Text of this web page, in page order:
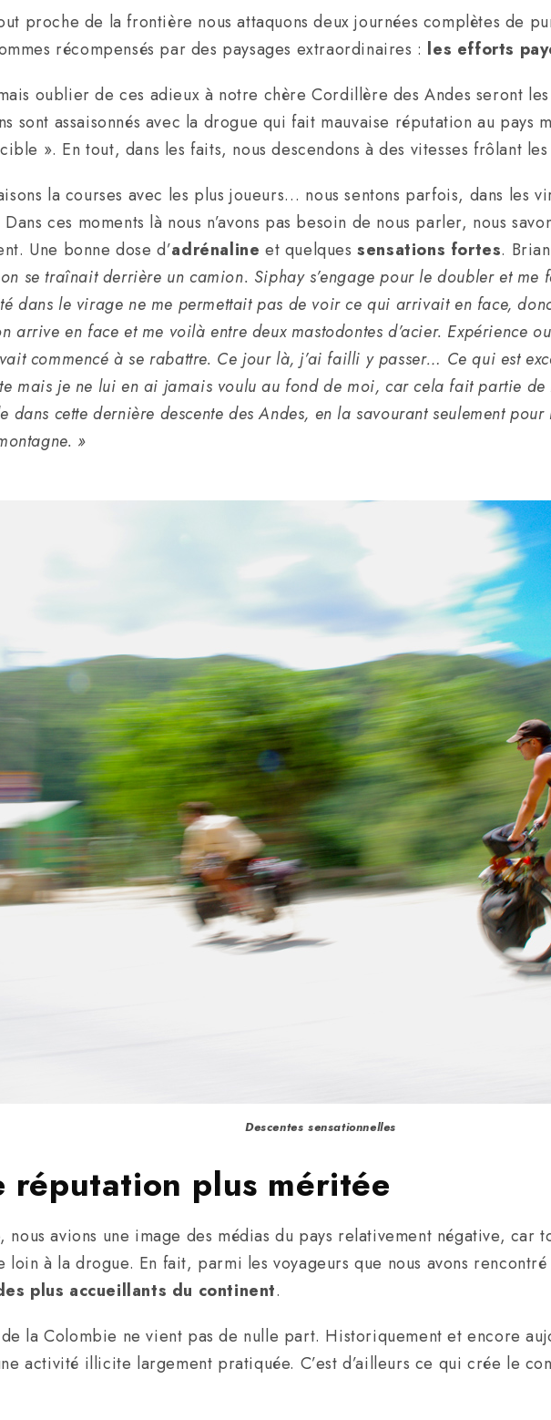
proche de la frontière nous attaquons deux journées complètes de
récompensés par des paysages extraordinaires : les efforts
oublier de ces adieux à notre chère Cordillère des Andes seront les
sont assaisonnés avec la drogue qui fait mauvaise réputation au pays
». En tout, dans les faits, nous descendons à des vitesses frôlant
la courses avec les plus joueurs… nous sentons parfois, dans les
ces moments là nous n’avons pas besoin de nous parler, nous
Une bonne dose d’adrénaline et quelquessensations fortes.
se traînait derrière un camion. Siphay s’engage pour le doubler et
dans le virage ne me permettait pas de voir ce qui arrivait en face,
arrive en face et me voilà entre deux mastodontes d’acier. Expérience
commencé à se rabattre. Ce jour là, j’ai failli y passer… Ce qui est
mais je ne lui en ai jamais voulu au fond de moi, car cela fait partie de
dans cette dernière descente des Andes, en la savourant seulement pour
»
Descentes sensationnelles
réputation plus méritée
nous avions une image des médias du pays relativement négative, car
à la drogue. En fait, parmi les voyageurs que nous avons
plus accueillants du continent.
la Colombie ne vient pas de nulle part. Historiquement et encore
activité illicite largement pratiquée. C’est d’ailleurs ce qui crée le